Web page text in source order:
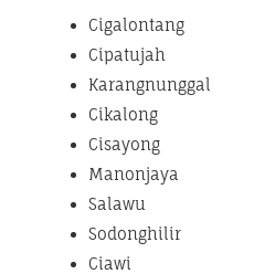
Cigalontang
Cipatujah
Karangnunggal
Cikalong
Cisayong
Manonjaya
Salawu
Sodonghilir
Ciawi